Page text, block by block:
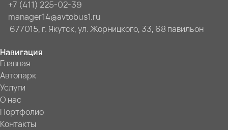
+7 (411) 225-02-39
manager14@avtobus1.ru
677015, г. Якутск, ул. Жорницкого, 33, 68 павильон
Навигация
Главная
Автопарк
Услуги
О нас
Портфолио
Контакты